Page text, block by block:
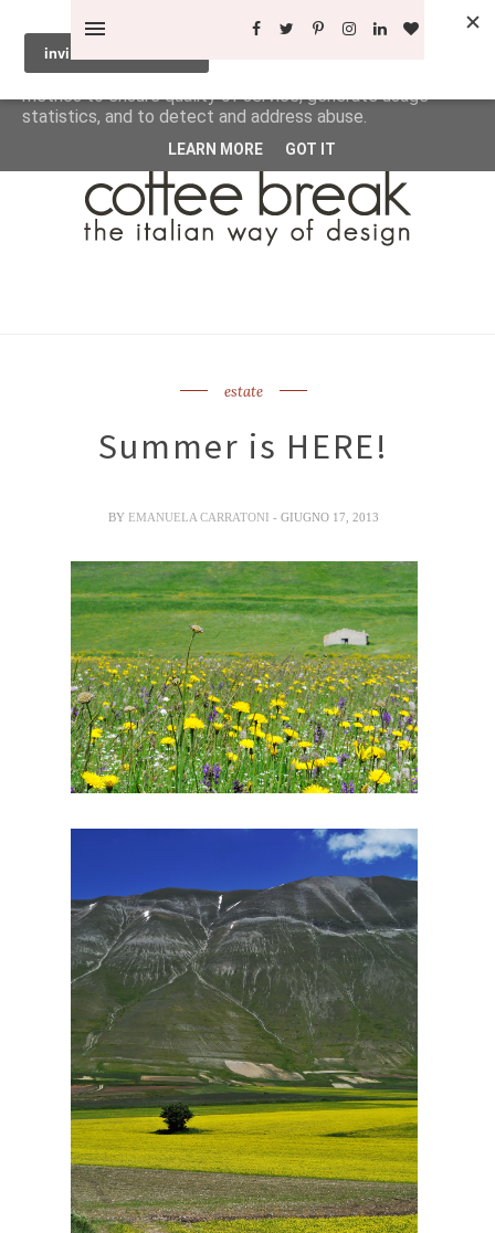
estate
Summer is HERE!
BY EMANUELA CARRATONI- GIUGNO 17, 2013
This site uses cookies from Google to deliver its services
and to analyze traffic. Your IP address and user-agent are
shared with Google along with performance and security
metrics to ensure quality of service, generate usage
statistics, and to detect and address abuse.
LEARN MORE GOT IT